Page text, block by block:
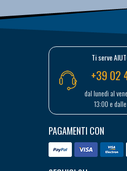
Ti serve
+39 02
dal lunedì al
13:00 e
PAGAMENTI CON